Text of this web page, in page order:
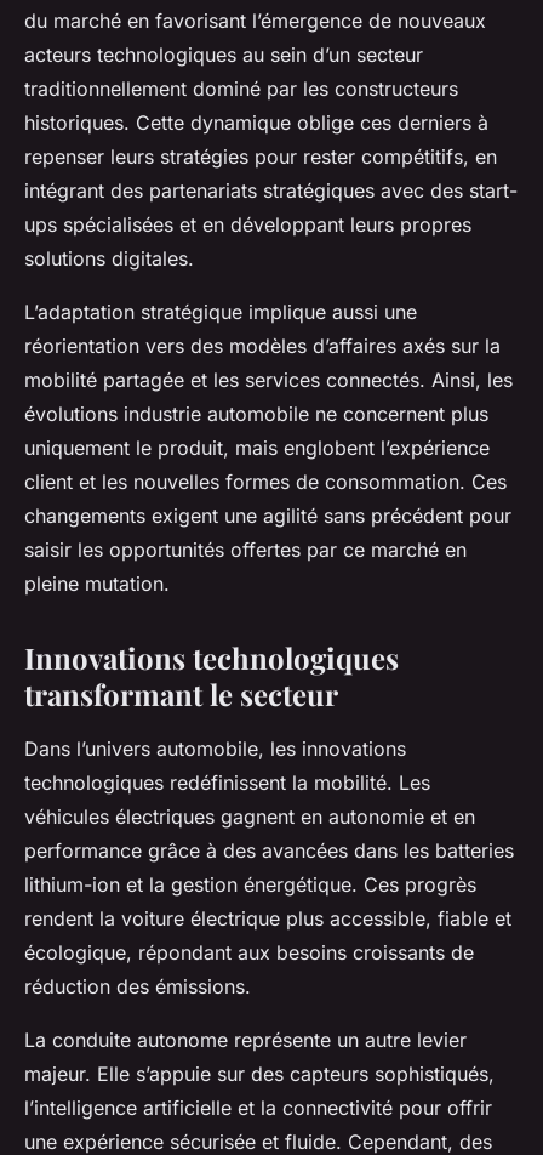
du marché en favorisant l’émergence de nouveaux
acteurs technologiques au sein d’un secteur
traditionnellement dominé par les constructeurs
historiques. Cette dynamique oblige ces derniers à
repenser leurs stratégies pour rester compétitifs, en
intégrant des partenariats stratégiques avec des start-
ups spécialisées et en développant leurs propres
solutions digitales.
L’adaptation stratégique implique aussi une
réorientation vers des modèles d’affaires axés sur la
mobilité partagée et les services connectés. Ainsi, les
évolutions industrie automobile ne concernent plus
uniquement le produit, mais englobent l’expérience
client et les nouvelles formes de consommation. Ces
changements exigent une agilité sans précédent pour
saisir les opportunités offertes par ce marché en
pleine mutation.
Innovations technologiques
transformant le secteur
Dans l’univers automobile, les innovations
technologiques redéfinissent la mobilité. Les
véhicules électriques gagnent en autonomie et en
performance grâce à des avancées dans les batteries
lithium-ion et la gestion énergétique. Ces progrès
rendent la voiture électrique plus accessible, fiable et
écologique, répondant aux besoins croissants de
réduction des émissions.
La conduite autonome représente un autre levier
majeur. Elle s’appuie sur des capteurs sophistiqués,
l’intelligence artificielle et la connectivité pour offrir
une expérience sécurisée et fluide. Cependant, des